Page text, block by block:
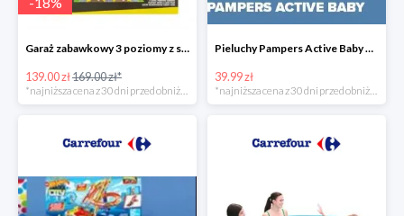
Garaż zabawkowy 3 poziomy z samochodzikami
139.00 zł169.00 zł*
*najniższa cena z 30 dni przed obniżką
Pieluchy Pampers Active Baby od 39,99 zł
39.99 zł
*najniższa cena z 30 dni przed obniżką